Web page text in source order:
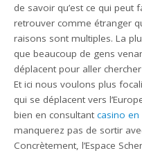
de savoir qu’est ce qui peut
retrouver comme étranger
raisons sont multiples. La
que beaucoup de gens
déplacent pour aller
Et ici nous voulons plus
qui se déplacent vers
bien en consultantcasino en
manquerez pas de sortir
Concrètement, l’Espace